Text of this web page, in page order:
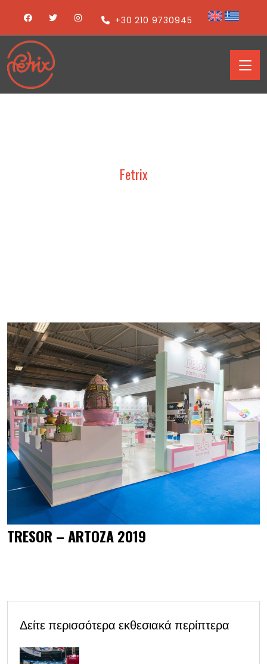
+30 210 9730945
Fetrix
TRESOR – ARTOZA 2019
Δείτε περισσότερα εκθεσιακά περίπτερα